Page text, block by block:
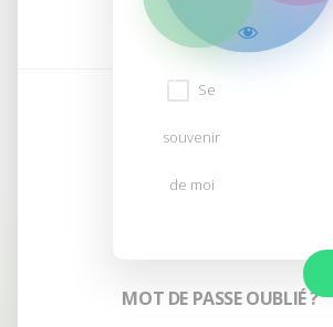
Se
souvenir
de moi
MOT DE PASSE OUBLIÉ ?